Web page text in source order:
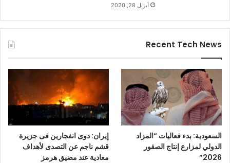
أبريل 28, 2020
Recent Tech News
السعودية: بدء فعاليات “المزاد
الدولي لمزارع إنتاج الصقور
2026”
إيران: دوى انفجارين فى جزيرة
قشم ناجم عن التصدى لأهداف
معادية عند مضيق هرمز